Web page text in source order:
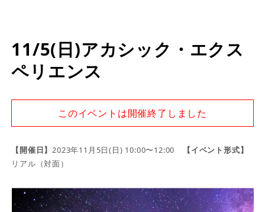
11/5(日)アカシック・エクス
ペリエンス
このイベントは開催終了しました
【開催日】2023年11月5日(日) 10:00〜12:00
【イベント形式】
リアル（対面）